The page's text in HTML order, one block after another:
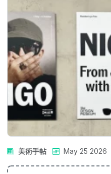
美術手帖 May 25 2026